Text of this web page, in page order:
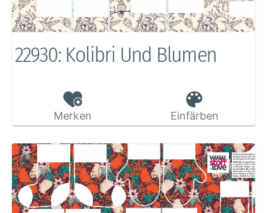
22930: Kolibri Und Blumen
Merken Einfärben